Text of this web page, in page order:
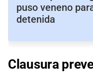
puso veneno
detenida
Clausura